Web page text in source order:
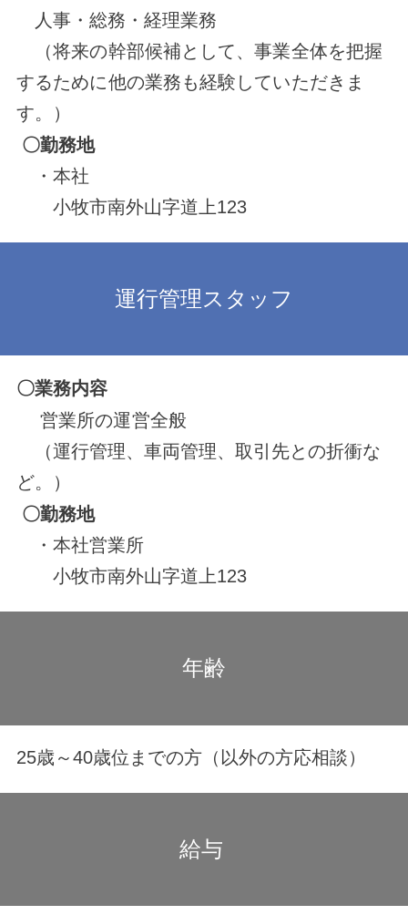
人事・総務・経理業務
（将来の幹部候補として、事業全体を把握
するために他の業務も経験していただきま
す。）
〇勤務地
・本社
小牧市南外山字道上123
運行管理スタッフ
〇業務内容
営業所の運営全般
（運行管理、車両管理、取引先との折衝な
ど。）
〇勤務地
・本社営業所
小牧市南外山字道上123
年齢
25歳～40歳位までの方（以外の方応相談）
給与